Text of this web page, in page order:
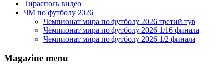
Тирасполь видео
ЧМ по футболу 2026
Чемпионат мира по футболу 2026 третий тур
Чемпионат мира по футболу 2026 1/16 финала
Чемпионат мира по футболу 2026 1/2 финала
Magazine menu